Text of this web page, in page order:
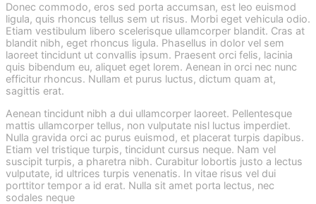
Donec commodo, eros sed porta accumsan, est leo euismod
ligula, quis rhoncus tellus sem ut risus. Morbi eget vehicula odio.
Etiam vestibulum libero scelerisque ullamcorper blandit. Cras at
blandit nibh, eget rhoncus ligula. Phasellus in dolor vel sem
laoreet tincidunt ut convallis ipsum. Praesent orci felis, lacinia
quis bibendum eu, aliquet eget lorem. Aenean in orci nec nunc
efficitur rhoncus. Nullam et purus luctus, dictum quam at,
sagittis erat.
Aenean tincidunt nibh a dui ullamcorper laoreet. Pellentesque
mattis ullamcorper tellus, non vulputate nisl luctus imperdiet.
Nulla gravida orci ac purus euismod, et placerat turpis dapibus.
Etiam vel tristique turpis, tincidunt cursus neque. Nam vel
suscipit turpis, a pharetra nibh. Curabitur lobortis justo a lectus
vulputate, id ultrices turpis venenatis. In vitae risus vel dui
porttitor tempor a id erat. Nulla sit amet porta lectus, nec
sodales neque